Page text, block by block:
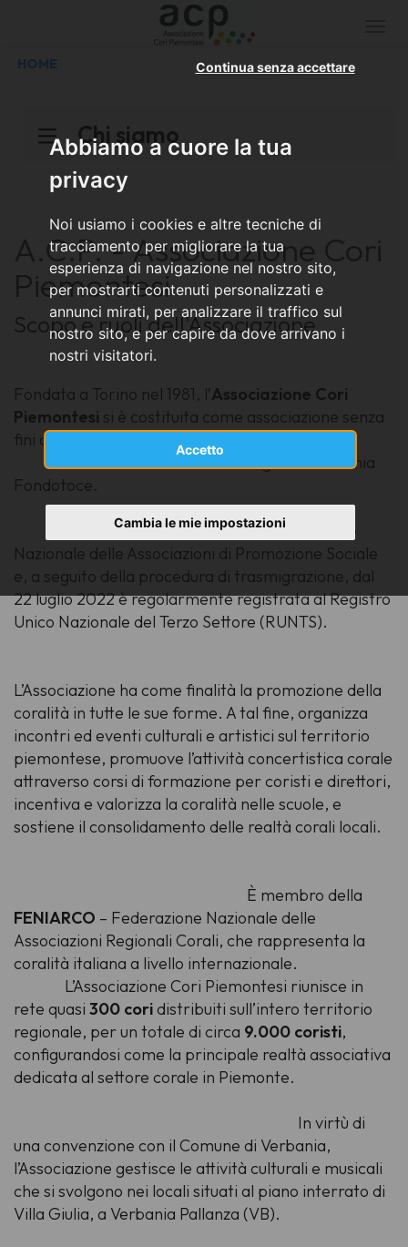
Abbiamo a cuore la tua
privacy
Noi usiamo i cookies e altre tecniche di
tracciamento per migliorare la tua
esperienza di navigazione nel nostro sito,
per mostrarti contenuti personalizzati e
annunci mirati, per analizzare il traffico sul
nostro sito, e per capire da dove arrivano i
nostri visitatori.
Accetto
Continua senza accettare
Cambia le mie impostazioni
HOME
Chi siamo
A.C.P. - Associazione Cori
Piemontesi
Scopo e ruoli dell'Associazione
Fondata a Torino nel 1981, l’Associazione Cori
Piemontesi si è costituita come associazione senza
fini di lucro.
Dal 2012 ha sede legale a Verbania
Fondotoce.
È iscritta, dal 2017, all’Albo
Nazionale delle Associazioni di Promozione Sociale
e, a seguito della procedura di trasmigrazione, dal
22 luglio 2022 è regolarmente registrata al Registro
Unico Nazionale del Terzo Settore (RUNTS).
L’Associazione ha come finalità la promozione della
coralità in tutte le sue forme. A tal fine, organizza
incontri ed eventi culturali e artistici sul territorio
piemontese, promuove l’attività concertistica corale
attraverso corsi di formazione per coristi e direttori,
incentiva e valorizza la coralità nelle scuole, e
sostiene il consolidamento delle realtà corali locali.
È membro della
FENIARCO – Federazione Nazionale delle
Associazioni Regionali Corali, che rappresenta la
coralità italiana a livello internazionale.
L’Associazione Cori Piemontesi riunisce in
rete quasi 300 coridistribuiti sull’intero territorio
regionale, per un totale di circa 9.000 coristi,
configurandosi come la principale realtà associativa
dedicata al settore corale in Piemonte.
In virtù di
una convenzione con il Comune di Verbania,
l’Associazione gestisce le attività culturali e musicali
che si svolgono nei locali situati al piano interrato di
Villa Giulia, a Verbania Pallanza (VB).